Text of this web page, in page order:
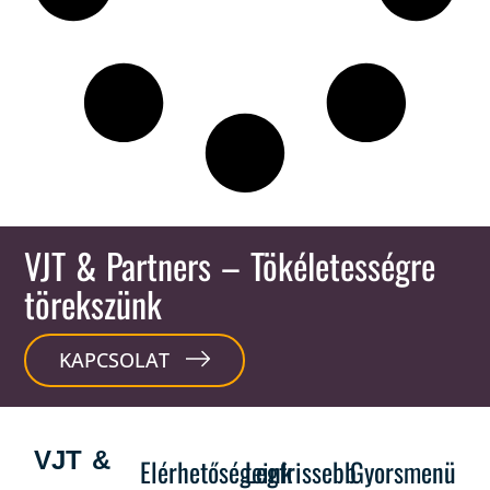
VJT & Partners – Tökéletességre
törekszünk
KAPCSOLAT
ElérhetőségeinkLegfrissebbGyorsmenü
VJT &